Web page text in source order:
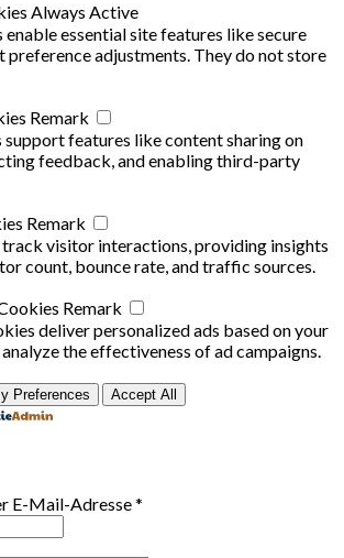
Always Active
essential site features like secure
preference adjustments. They do not store
Remark
features like content sharing on
feedback, and enabling third-party
Remark
visitor interactions, providing insights
count, bounce rate, and traffic sources.
Remark
deliver personalized ads based on your
the effectiveness of ad campaigns.
Preferences Accept All
E-Mail-Adresse*